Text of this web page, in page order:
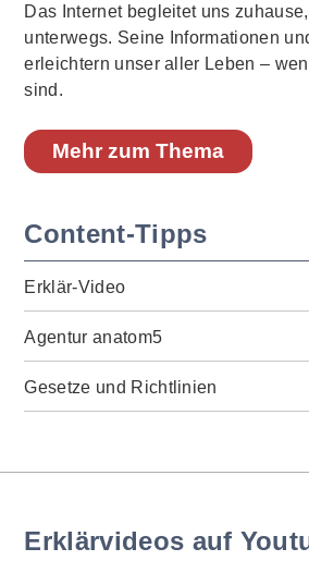
Das Internet begleitet uns
unterwegs. Seine Informationen
erleichtern unser aller Leben –
sind.
Mehr zum Thema
Content-Tipps
Erklär-Video
Agentur anatom5
Gesetze und Richtlinien
Erklärvideos auf